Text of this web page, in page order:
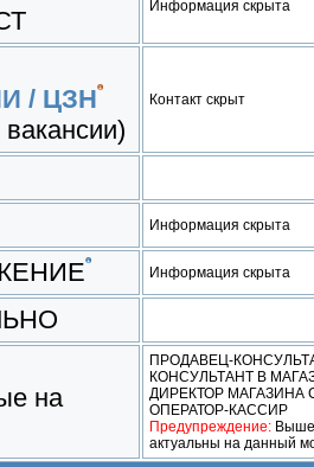
Информация скрыта
/ ЦЗН
Контакт скрыт
Информация скрыта
Информация скрыта
на
ПРОДАВЕЦ-
КОНСУЛЬТАНТ В
ДИРЕКТОР МАГАЗИНА
ОПЕРАТОР-КАССИР
Предупреждение: Выше
актуальны на данный